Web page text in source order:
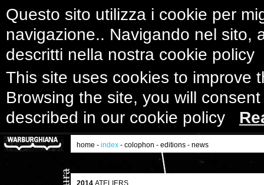
Questo sito utilizza i cookie per
navigazione.. Navigando nel sito,
descritti nella nostra cookie
This site uses cookies to improve
Browsing the site, you will
described in our cookie policy
home - index - colophon - editions - news
2014 ATELIERS